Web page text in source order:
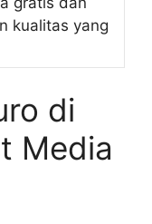
kualitas yang
di
Media